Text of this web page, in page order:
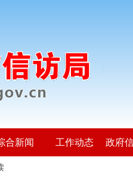
合新闻 工作动态 政府